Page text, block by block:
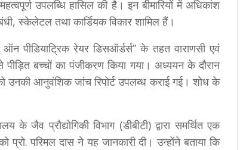
उपलब्धि हासिल की है। इन बीमारियों में अधिकांश
स्केलेटल तथा कार्डियक विकार शामिल हैं।
पीडियाट्रिक रेयर डिसऑर्डर्स” के तहत वाराणसी एवं
बच्चों का पंजीकरण किया गया। अध्ययन के दौरान
उनकी आनुवंशिक जांच रिपोर्ट उपलब्ध कराई गई। शोध के
के जैव प्रौद्योगिकी विभाग (डीबीटी) द्वारा समर्थित एक
परिमल दास ने यह जानकारी दी। उन्होंने बताया कि